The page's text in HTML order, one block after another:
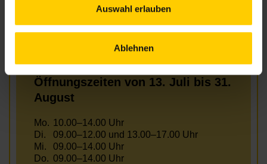
Auswahl erlauben
Ablehnen
10.00–12.00 & 13.00–16.00 Uhr
12.00–17.00 Uhr
Mi.
13.00–18.00 Uhr
09.00–13.00 Uhr
Öffnungszeiten von 13. Juli bis 31.
August
Mo. 10.00–14.00 Uhr
Di.
09.00–12.00 und 13.00–17.00 Uhr
Mi.
09.00–14.00 Uhr
Do. 09.00–14.00 Uhr